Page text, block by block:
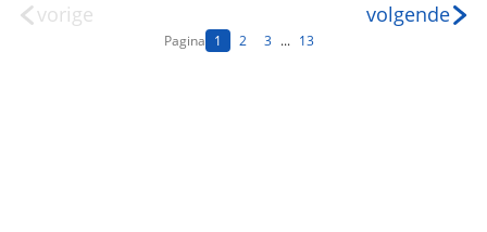
vorige
Pagina 1 2 3 ... 13
volgende